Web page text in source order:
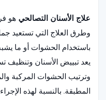
علاج الأسنان التصالحي هو
وطرق العلاج التي تستعيد
باستخدام الحشوات أو ما
يعد تبييض الأسنان وتنظيف
وترتيب الحشوات المركبة
المطبقة. بالنسبة لهذه